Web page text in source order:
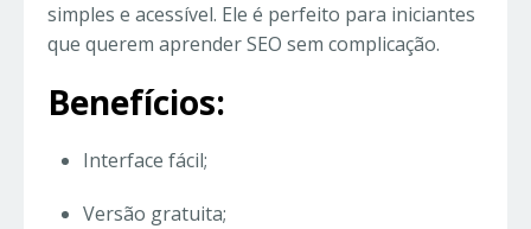
simples e acessível. Ele é perfeito para iniciantes
que querem aprender SEO sem complicação.
Benefícios:
Interface fácil;
Versão gratuita;